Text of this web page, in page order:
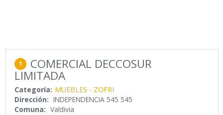
1 COMERCIAL DECCOSUR
LIMITADA
Categoría: MUEBLES - ZOFRI
Dirección: INDEPENDENCIA 545 545
Comuna: Valdivia